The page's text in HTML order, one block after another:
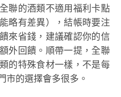
聯的酒類不適用福利卡點
略有差異），結帳時要注
來省錢，建議確認你的信
外回饋。順帶一提，全聯
的特殊食材一樣，不是每
市的選擇會多很多。